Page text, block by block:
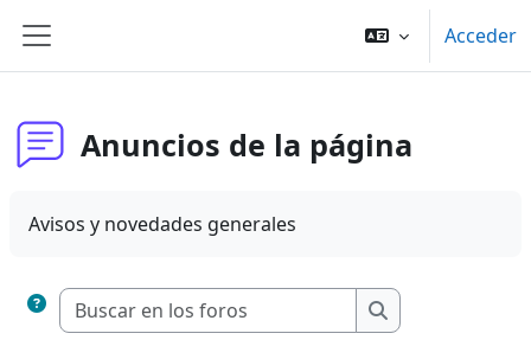
Panel lateral
Acceder
Anuncios de la página
Avisos y novedades generales
Buscar en los foros
Buscar en los